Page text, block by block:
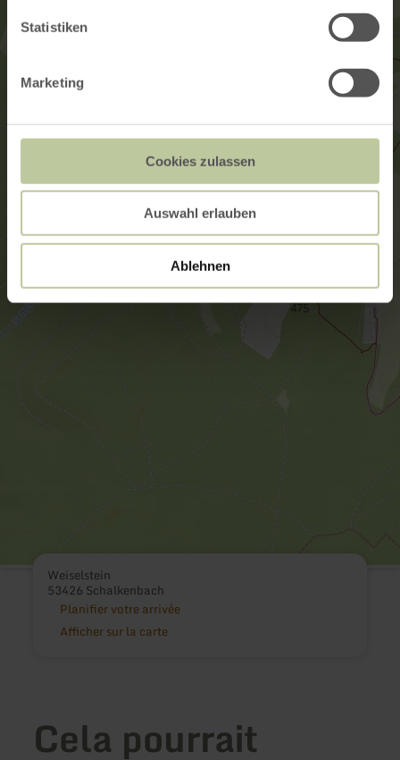
Statistiken
Marketing
Cookies zulassen
Auswahl erlauben
Ablehnen
Weiselstein
53426 Schalkenbach
Planifier votre arrivée
Afficher sur la carte
Cela pourrait